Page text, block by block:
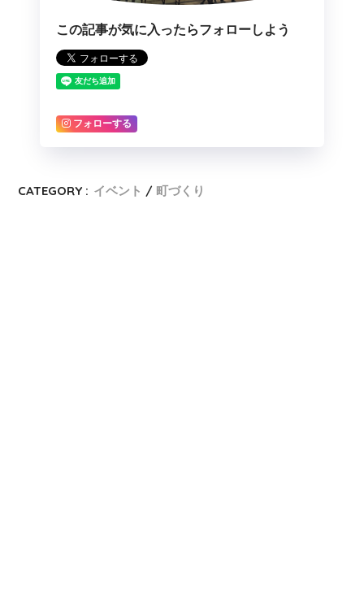
この記事が気に入ったらフォローしよう
フォローする
CATEGORY : イベント 町づくり